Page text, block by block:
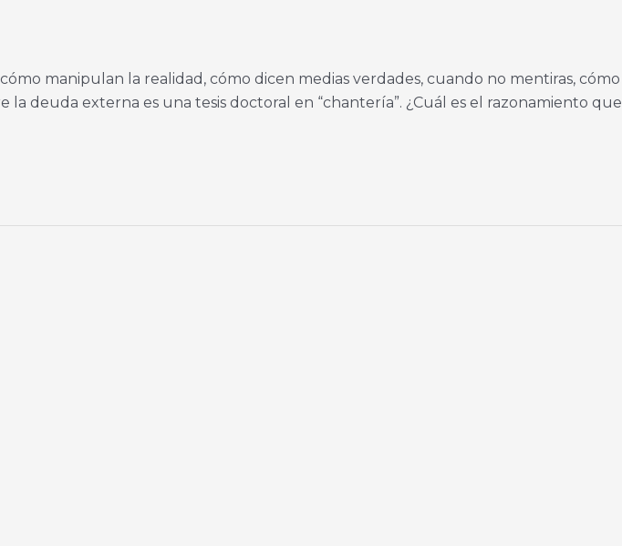
manipulan la realidad, cómo dicen medias verdades, cuando no mentiras, cómo
deuda externa es una tesis doctoral en “chantería”. ¿Cuál es el razonamiento que